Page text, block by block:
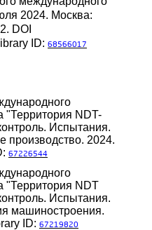
2024. Москва:
DOI
ID: 68566017
NDT-
Испытания.
производство. 2024.
67226544
NDT
Испытания.
машиностроения.
ID: 67219820